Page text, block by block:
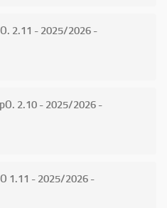
2.11 - 2025/2026 -
2.10 - 2025/2026 -
1.11 - 2025/2026 -